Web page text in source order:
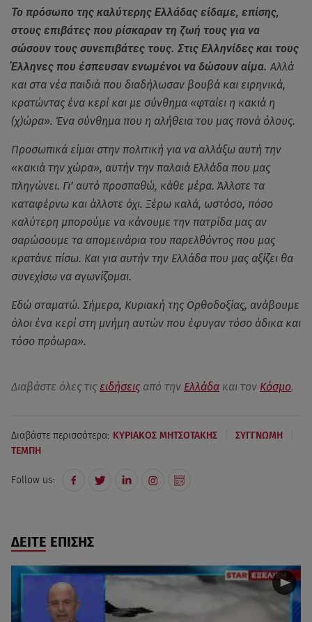
Το πρόσωπο της καλύτερης Ελλάδας είδαμε, επίσης,
στους επιβάτες που ρίσκαραν τη ζωή τους για να
σώσουν τους συνεπιβάτες τους. Στις Ελληνίδες και τους
Έλληνες που έσπευσαν ενωμένοι να δώσουν αίμα. Αλλά
και στα νέα παιδιά που διαδήλωσαν βουβά και ειρηνικά,
κρατώντας ένα κερί και με σύνθημα «φταίει η κακιά η
(χ)ώρα». Ένα σύνθημα που η αλήθεια του μας πονά όλους.
Προσωπικά είμαι στην πολιτική για να αλλάξω αυτή την
«κακιά την χώρα», αυτήν την παλαιά Ελλάδα που μας
πληγώνει. Γι’ αυτό προσπαθώ, κάθε μέρα. Άλλοτε τα
καταφέρνω και άλλοτε όχι. Ξέρω καλά, ωστόσο, πόσο
καλύτερη μπορούμε να κάνουμε την πατρίδα μας αν
σαρώσουμε τα απομεινάρια του παρελθόντος που μας
κρατάνε πίσω. Και για αυτήν την Ελλάδα που μας αξίζει θα
συνεχίσω να αγωνίζομαι.
Εδώ σταματώ. Σήμερα, Κυριακή της Ορθοδοξίας, ανάβουμε
όλοι ένα κερί στη μνήμη αυτών που έφυγαν τόσο άδικα και
τόσο πρόωρα».
Διαβάστε όλες τις ειδήσεις από την Ελλάδα και τον Κόσμο.
Διαβάστε περισσότερα: ΚΥΡΙΑΚΟΣ ΜΗΤΣΟΤΑΚΗΣ ΣΥΓΓΝΩΜΗ
ΤΕΜΠΗ
Follow us:
ΔΕΙΤΕ ΕΠΙΣΗΣ